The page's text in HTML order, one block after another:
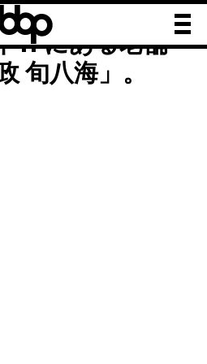
bb
寿司】西武池袋本
1Fにある老舗
旬八海」。